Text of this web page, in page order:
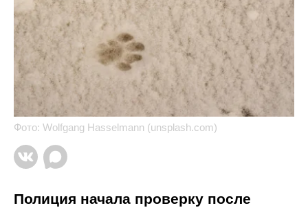
Фото: Wolfgang Hasselmann (unsplash.com)
Полиция начала проверку после